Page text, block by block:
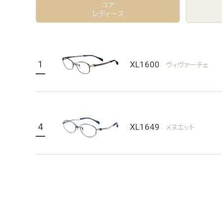
コア
レディース
1 XL1600 ヴィヴァーチェ
4 XL1649 メヌエット